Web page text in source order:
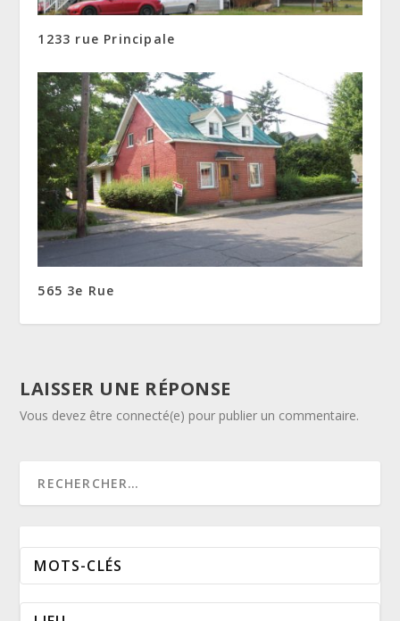
1233 rue Principale
565 3e Rue
LAISSER UNE RÉPONSE
Vous devez être connecté(e) pour publier un commentaire.